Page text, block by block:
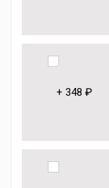
+ 348 ₽